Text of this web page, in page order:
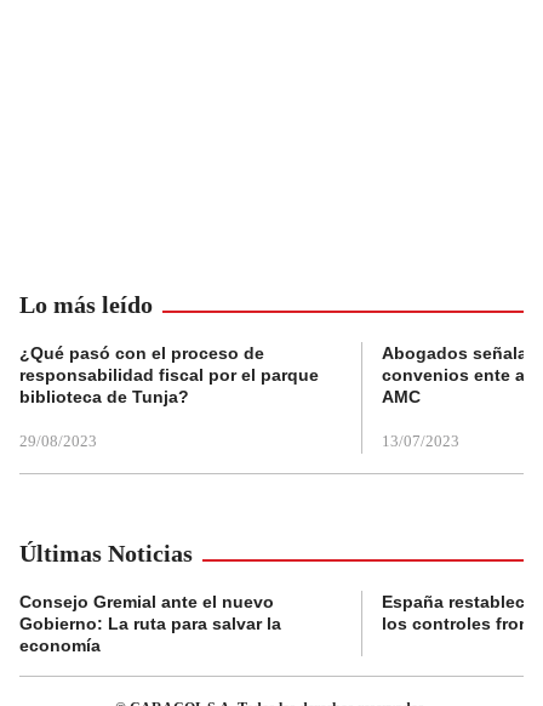
Lo más leído
¿Qué pasó con el proceso de
responsabilidad fiscal por el parque
biblioteca de Tunja?
29/08/2023
Abogados
convenios ente
AMC
13/07/2023
Últimas Noticias
Consejo Gremial ante el nuevo
Gobierno: La ruta para salvar la
economía
España restablece
los controles